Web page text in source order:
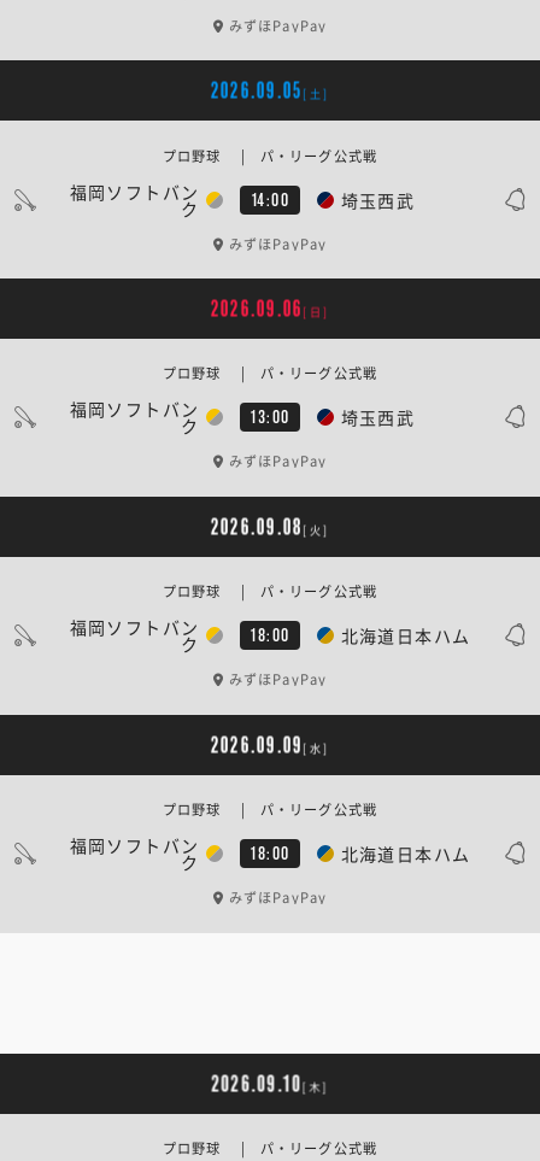
みずほPayPay
2026.09.05 [土]
福岡ソフトバン
ク 14:00 埼玉西武
プロ野球 | パ・リーグ公式戦
みずほPayPay
2026.09.06 [日]
福岡ソフトバン
ク 13:00 埼玉西武
プロ野球 | パ・リーグ公式戦
みずほPayPay
2026.09.08 [火]
福岡ソフトバン
ク 18:00 北海道日本ハム
プロ野球 | パ・リーグ公式戦
みずほPayPay
2026.09.09 [水]
福岡ソフトバン
ク 18:00 北海道日本ハム
プロ野球 | パ・リーグ公式戦
みずほPayPay
2026.09.10[木]
プロ野球 | パ・リーグ公式戦